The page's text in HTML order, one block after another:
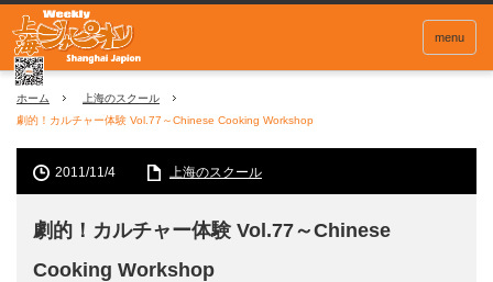
menu
ホーム
上海のスクール
劇的！カルチャー体験 Vol.77～Chinese Cooking Workshop
2011/11/4 上海のスクール
劇的！カルチャー体験 Vol.77～Chinese
Cooking Workshop